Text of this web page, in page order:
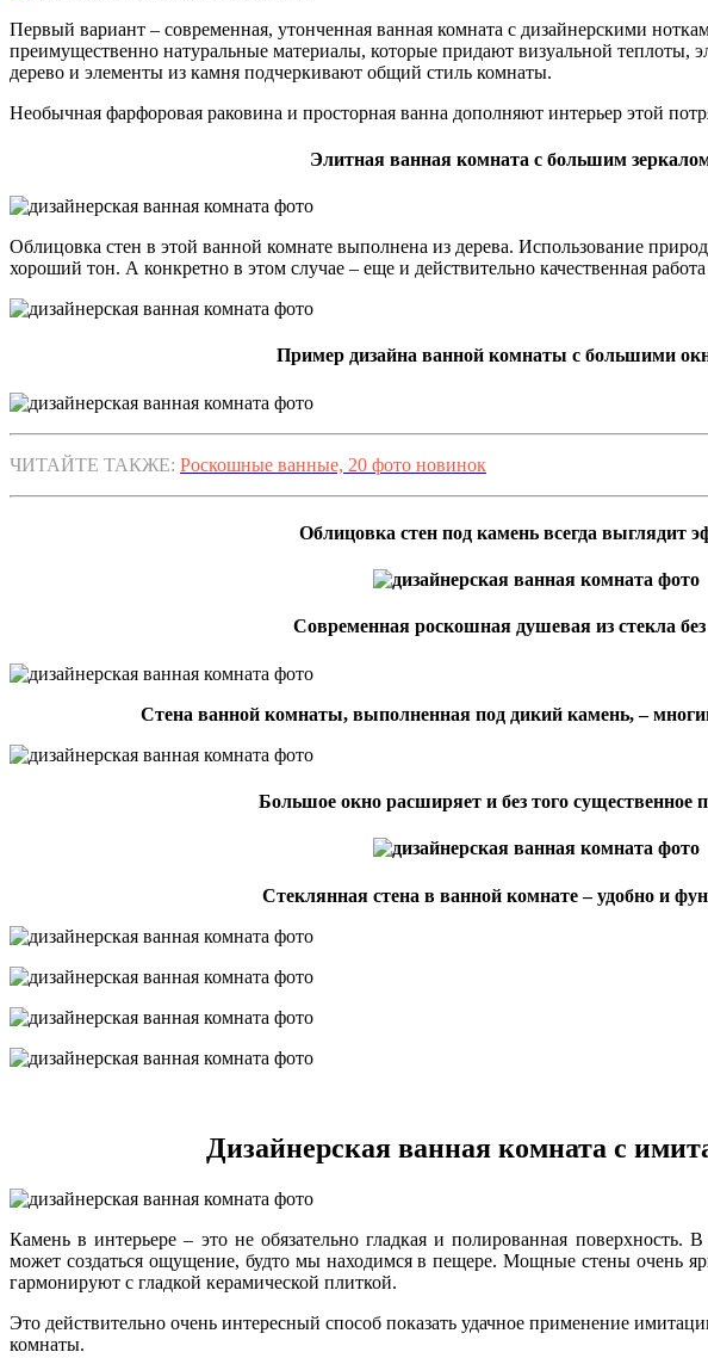
Первый вариант – современная, утонченная ванная комната с дизайнерскими
преимущественно натуральные материалы, которые придают визуальной теплоты,
дерево и элементы из камня подчеркивают общий стиль комнаты.
Необычная фарфоровая раковина и просторная ванна дополняют интерьер этой
Элитная ванная комната с большим
Облицовка стен в этой ванной комнате выполнена из дерева. Использование
хороший тон. А конкретно в этом случае – еще и действительно качественная
Пример дизайна ванной комнаты с большими
ЧИТАЙТЕ ТАКЖЕ: Роскошные ванные, 20 фото новинок
Облицовка стен под камень всегда выглядит
Современная роскошная душевая из стекла
Стена ванной комнаты, выполненная под дикий камень, –
Большое окно расширяет и без того существенное
Стеклянная стена в ванной комнате – удобно и
Дизайнерская ванная комната с
Камень в интерьере – это не обязательно гладкая и полированная поверхность.
может создаться ощущение, будто мы находимся в пещере. Мощные стены очень
гармонируют с гладкой керамической плиткой.
Это действительно очень интересный способ показать удачное применение
комнаты.